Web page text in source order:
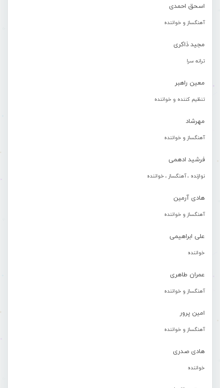
اسحق احمدی
آهنگساز و خواننده
مجید ذاکری
ترانه سرا
معین راهبر
تنظیم کننده و خواننده
مهرشاد
آهنگساز و خواننده
فرشید ادهمی
نوازنده ، آهنگساز ، خواننده
هادی آرمین
آهنگساز و خواننده
علی ابراهیمی
خواننده
عمران طاهری
آهنگساز و خواننده
امین پرور
آهنگساز و خواننده
هادی صدری
خواننده